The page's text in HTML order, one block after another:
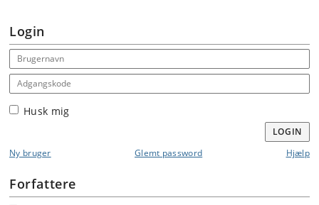
Login
Email address
Adgangskode
Husk mig
LOGIN
Ny bruger
Glemt password Hjælp
Forfattere